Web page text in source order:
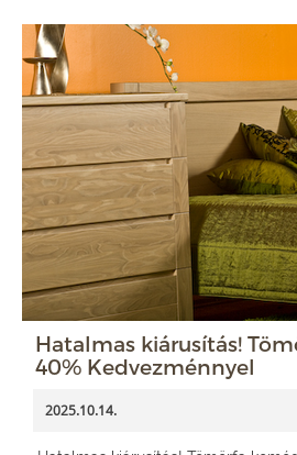
Hatalmas kiárusítás!
40% Kedvezménnyel
2025.10.14.